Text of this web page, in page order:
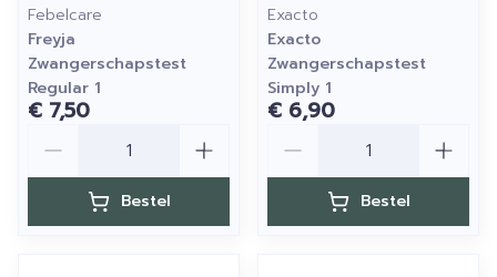
Febelcare
Freyja
Zwangerschapstest
Regular 1
€ 7,50
Bestel
Exacto
Exacto
Zwangerschapstest
Simply 1
€ 6,90
Bestel